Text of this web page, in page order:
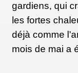
gardiens, qui
les fortes
déjà comme
mois de mai a